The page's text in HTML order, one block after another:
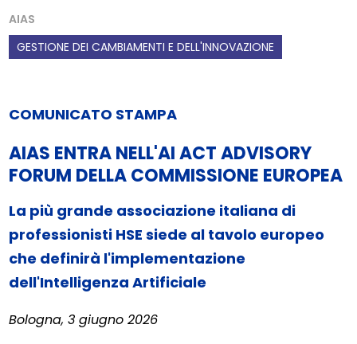
AIAS
GESTIONE DEI CAMBIAMENTI E DELL'INNOVAZIONE
COMUNICATO STAMPA
AIAS ENTRA NELL'AI ACT ADVISORY
FORUM DELLA COMMISSIONE EUROPEA
La più grande associazione italiana di
professionisti HSE siede al tavolo europeo
che definirà l'implementazione
dell'Intelligenza Artificiale
Bologna, 3 giugno 2026